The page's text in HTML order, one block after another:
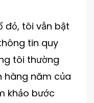
đỏ, tôi vẫn bật
tin quy
tôi thường
hàng năm của
khảo bước